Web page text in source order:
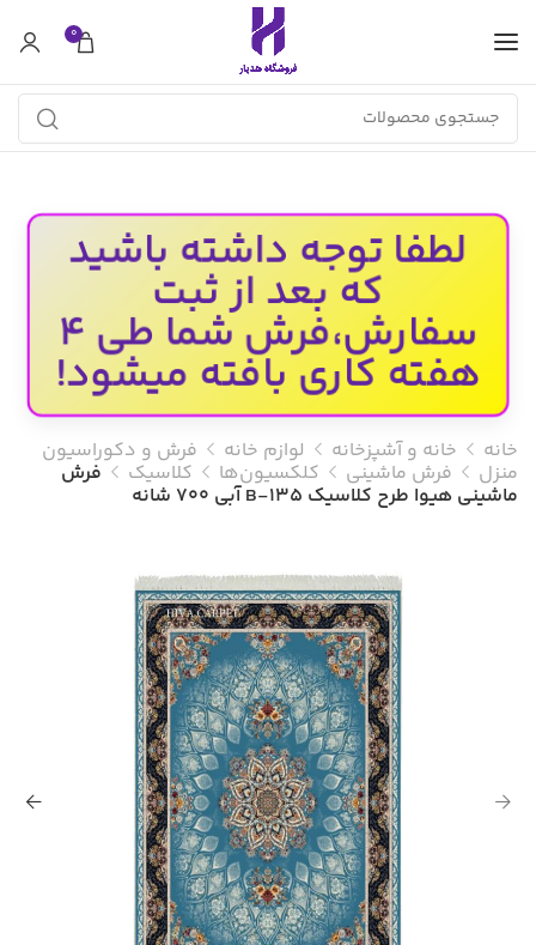
0
لطفا توجه داشته باشید
که بعد از ثبت
سفارش،فرش شما طی 4
هفته کاری بافته میشود!
خانه خانه و آشپزخانه لوازم خانه فرش و دکوراسیون
منزل فرش ماشینی کلکسیون‌ها کلاسیک فرش
ماشینی هیوا طرح کلاسیک B-135 آبی ۷۰۰ شانه